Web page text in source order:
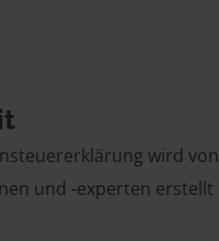
wird von
und -experten erstellt